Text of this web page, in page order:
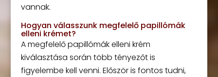
vannak.
Hogyan válasszunk megfelelő papillómák
elleni krémet?
A megfelelő papillómák elleni krém
kiválasztása során több tényezőt is
figyelembe kell venni. Először is fontos tudni,